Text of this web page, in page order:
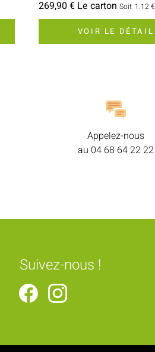
269,90 € Le carton Soit 1.12 €
VOIR LE DÉTAIL
Appelez-nous
au 04 68 64 22 22
Suivez-nous !